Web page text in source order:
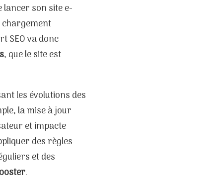
lancer son site e-
chargement
SEO va donc
, que le site est
les évolutions des
la mise à jour
et impacte
des règles
et des
.